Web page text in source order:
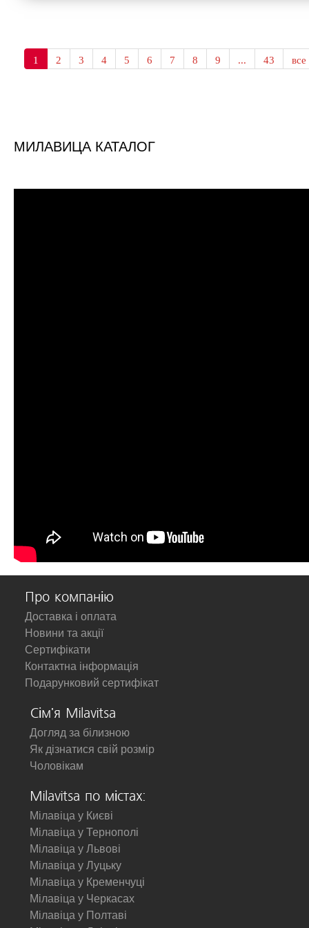
1 2 3 4 5 6 7 8 9 ... 43 все
МИЛАВИЦА КАТАЛОГ
Про компанію
Доставка і оплата
Новини та акції
Сертифікати
Контактна інформація
Подарунковий сертифікат
Сім'я Milavitsa
Догляд за білизною
Як дізнатися свій розмір
Чоловікам
Milavitsa по містах:
Мілавіца у Києві
Мілавіца у Тернополі
Мілавіца у Львові
Мілавіца у Луцьку
Мілавіца у Кременчуці
Мілавіца у Черкасах
Мілавіца у Полтаві